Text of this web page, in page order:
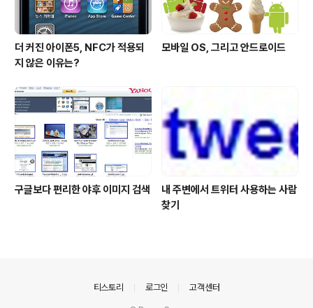
더 커진 아이폰5, NFC가 적용되
지 않은 이유는?
모바일 OS, 그리고 안드로이드
구글보다 편리한 야후 이미지 검색
내 주변에서 트위터 사용하는 사람
찾기
티스토리 로그인 고객센터